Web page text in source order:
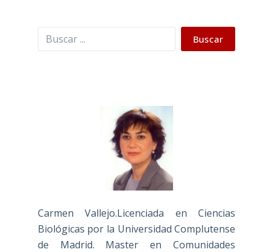
Buscar Buscar
Carmen Vallejo.Licenciada en Ciencias
Biológicas por la Universidad Complutense
de Madrid. Master en Comunidades